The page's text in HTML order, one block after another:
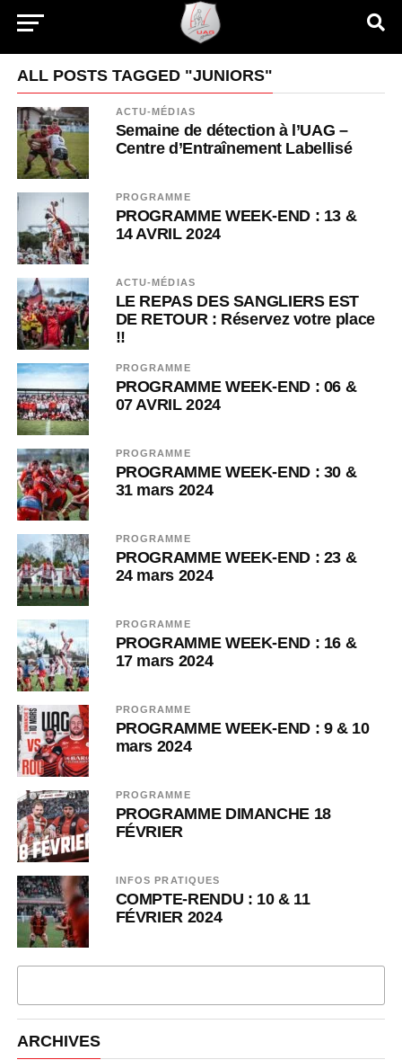
ALL POSTS TAGGED "JUNIORS"
ACTU-MÉDIAS
Semaine de détection à l’UAG –
Centre d’Entraînement Labellisé
PROGRAMME
PROGRAMME WEEK-END : 13 &
14 AVRIL 2024
ACTU-MÉDIAS
LE REPAS DES SANGLIERS EST
DE RETOUR : Réservez votre place
!!
PROGRAMME
PROGRAMME WEEK-END : 06 &
07 AVRIL 2024
PROGRAMME
PROGRAMME WEEK-END : 30 &
31 mars 2024
PROGRAMME
PROGRAMME WEEK-END : 23 &
24 mars 2024
PROGRAMME
PROGRAMME WEEK-END : 16 &
17 mars 2024
PROGRAMME
PROGRAMME WEEK-END : 9 & 10
mars 2024
PROGRAMME
PROGRAMME DIMANCHE 18
FÉVRIER
INFOS PRATIQUES
COMPTE-RENDU : 10 & 11
FÉVRIER 2024
ARCHIVES